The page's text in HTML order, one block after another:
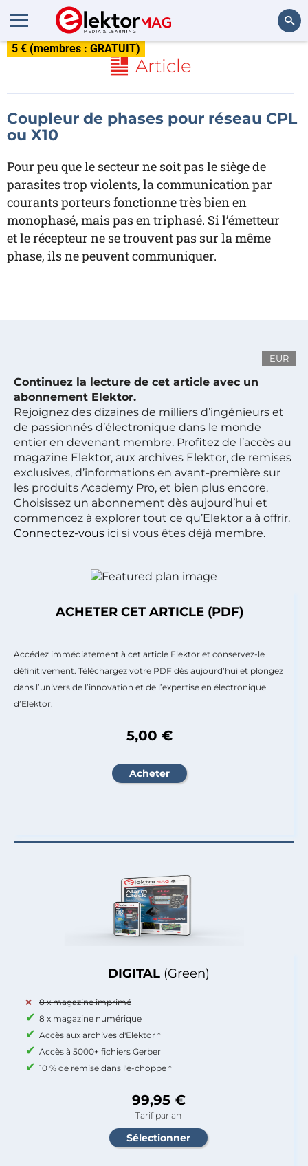
5 € (membres : GRATUIT)
Article
Coupleur de phases pour réseau CPL
ou X10
Pour peu que le secteur ne soit pas le siège de
parasites trop violents, la communication par
courants porteurs fonctionne très bien en
monophasé, mais pas en triphasé. Si l’émetteur
et le récepteur ne se trouvent pas sur la même
phase, ils ne peuvent communiquer.
EUR
Continuez la lecture de cet article avec un
abonnement Elektor.
Rejoignez des dizaines de milliers d’ingénieurs et
de passionnés d’électronique dans le monde
entier en devenant membre. Profitez de l’accès au
magazine Elektor, aux archives Elektor, de remises
exclusives, d’informations en avant-première sur
les produits Academy Pro, et bien plus encore.
Choisissez un abonnement dès aujourd’hui et
commencez à explorer tout ce qu’Elektor a à offrir.
Connectez-vous ici si vous êtes déjà membre.
DIGITAL (Green)
8 x magazine imprimé
8 x magazine numérique
Accès aux archives d'Elektor *
Accès à 5000+ fichiers Gerber
10 % de remise dans l'e-choppe *
99,95 €
Tarif par an
ACHETER CET ARTICLE (PDF)
Accédez immédiatement à cet article Elektor et conservez-le
définitivement. Téléchargez votre PDF dès aujourd’hui et plongez
dans l’univers de l’innovation et de l’expertise en électronique
d’Elektor.
5,00 €